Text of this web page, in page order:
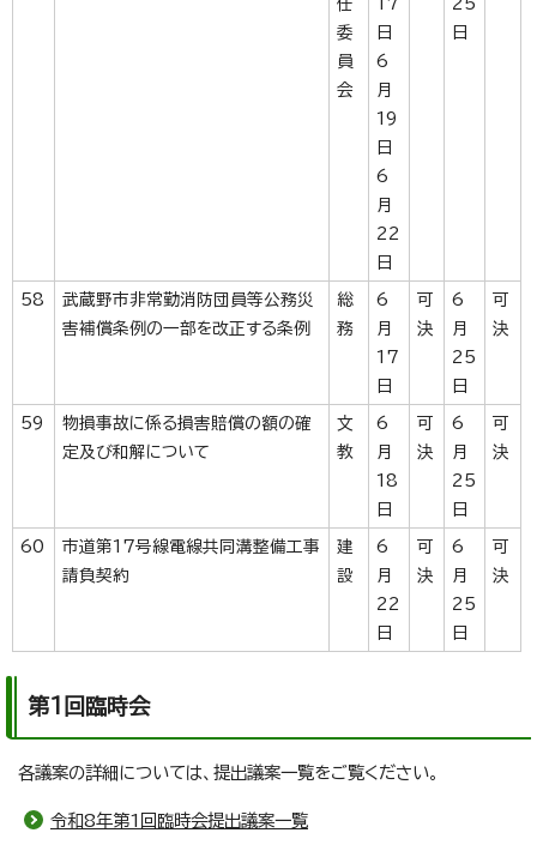
任
委
員
会
17
日
6
月
19
日
6
月
22
日
25
日
58
武蔵野市非常勤消防団員等公務災
害補償条例の一部を改正する条例
総
務
6
月
17
日
可
決
6
月
25
日
可
決
59
物損事故に係る損害賠償の額の確
定及び和解について
文
教
6
月
18
日
可
決
6
月
25
日
可
決
60
市道第17号線電線共同溝整備工事
請負契約
建
設
6
月
22
日
可
決
6
月
25
日
可
決
第1回臨時会
各議案の詳細については、提出議案一覧をご覧ください。
令和8年第1回臨時会提出議案一覧